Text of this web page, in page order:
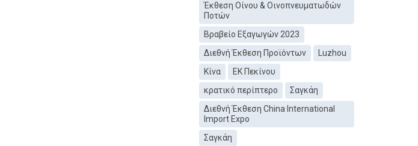
Έκθεση Οίνου & Οινοπνευματωδών
Ποτών
Βραβείο Εξαγωγών 2023
Διεθνή Έκθεση Προϊόντων
Luzhou
Κίνα
ΕΚ Πεκίνου
κρατικό περίπτερο
Σαγκάη
Διεθνή Έκθεση China International
Import Expo
Σαγκάη